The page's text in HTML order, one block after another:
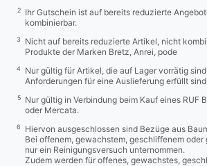
2
Ihr Gutschein ist auf bereits reduzierte
kombinierbar.
3
Nicht auf bereits reduzierte Artikel, nicht
Produkte der Marken Bretz, Anrei, pode
4
Nur gültig für Artikel, die auf Lager vorrätig
Anforderungen für eine Auslieferung erfüllt
5
Nur gültig in Verbindung beim Kauf eines RUF
oder Mercata.
6
Hiervon ausgeschlossen sind Bezüge aus
Bei offenem, gewachstem, geschliffenem oder
nur ein Reinigungsversuch unternommen.
Zudem werden für offenes, gewachstes,